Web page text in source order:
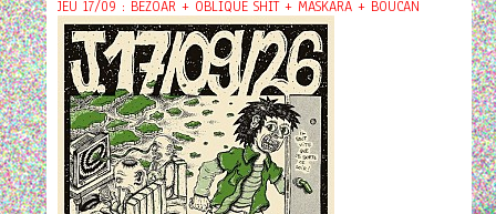
JEU 17/09 : BEZOAR + OBLIQUE SHIT + MASKARA + BOUCAN